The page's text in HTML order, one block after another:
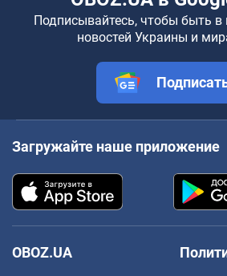
Подписывайтесь, чтобы быть в
новостей Украины и
Загружайте наше приложение
OBOZ.UA